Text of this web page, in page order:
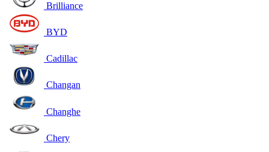
Brilliance
BYD
Cadillac
Changan
Changhe
Chery